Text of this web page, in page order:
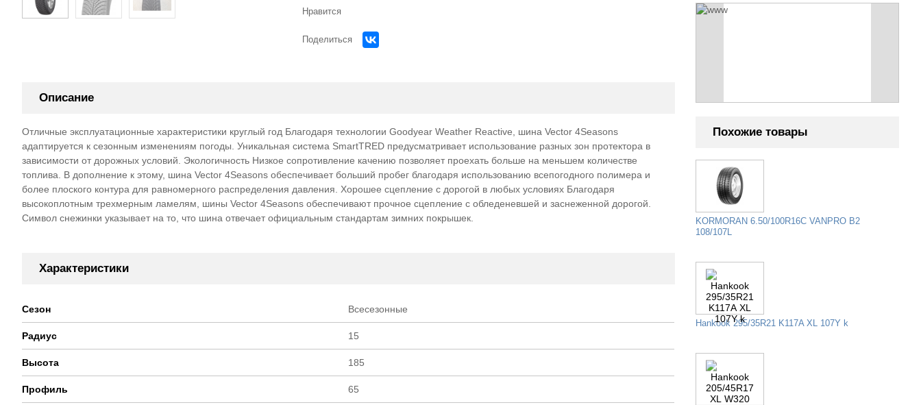
Нравится
Поделиться
Описание
Отличные эксплуатационные характеристики круглый год Благодаря технологии Goodyear Weather Reactive, шина Vector 4Seasons
адаптируется к сезонным изменениям погоды. Уникальная система SmartTRED предусматривает использование разных зон протектора в
зависимости от дорожных условий. Экологичность Низкое сопротивление качению позволяет проехать больше на меньшем количестве
топлива. В дополнение к этому, шина Vector 4Seasons обеспечивает больший пробег благодаря использованию всепогодного полимера и
более плоского контура для равномерного распределения давления. Хорошее сцепление с дорогой в любых условиях Благодаря
высокоплотным трехмерным ламелям, шины Vector 4Seasons обеспечивают прочное сцепление с обледеневшей и заснеженной дорогой.
Символ снежинки указывает на то, что шина отвечает официальным стандартам зимних покрышек.
Характеристики
Сезон Всесезонные
Радиус 15
Высота 185
Профиль 65
выбор легковых б/у
шин ОПТ/РОЗНИЦА
грузовых б/у шин
ОПТ/РОЗНИЦА
Похожие товары
KORMORAN 6.50/100R16C VANPRO B2
108/107L
Hankook 295/35R21 K117A XL 107Y k